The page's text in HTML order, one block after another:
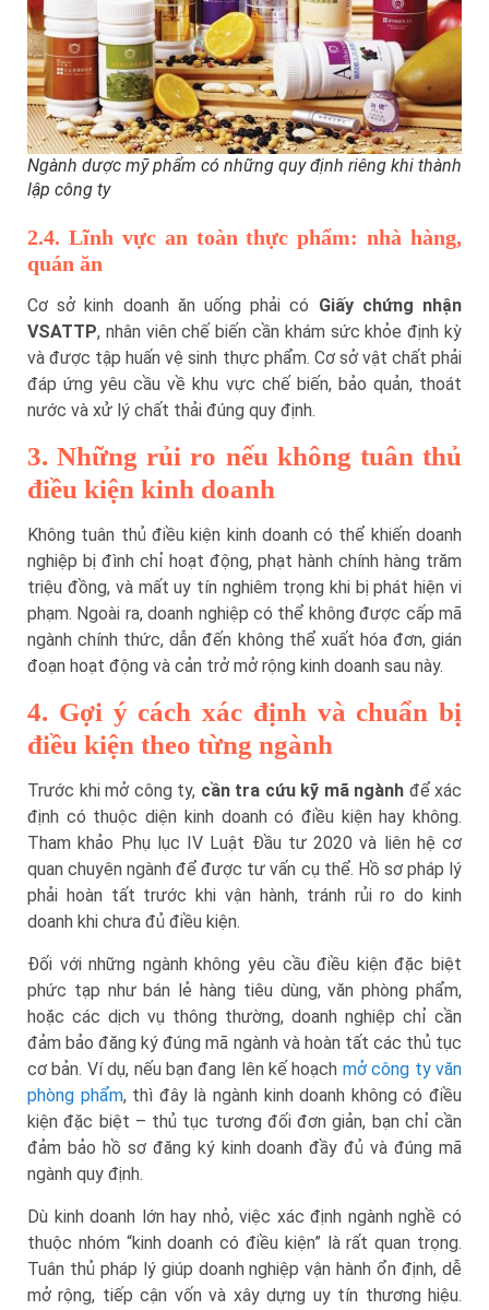
Ngành dược mỹ phẩm có những quy định riêng khi thành
lập công ty
2.4. Lĩnh vực an toàn thực phẩm: nhà hàng,
quán ăn
Cơ sở kinh doanh ăn uống phải có Giấy chứng nhận
VSATTP, nhân viên chế biến cần khám sức khỏe định kỳ
và được tập huấn vệ sinh thực phẩm. Cơ sở vật chất phải
đáp ứng yêu cầu về khu vực chế biến, bảo quản, thoát
nước và xử lý chất thải đúng quy định.
3. Những rủi ro nếu không tuân thủ
điều kiện kinh doanh
Không tuân thủ điều kiện kinh doanh có thể khiến doanh
nghiệp bị đình chỉ hoạt động, phạt hành chính hàng trăm
triệu đồng, và mất uy tín nghiêm trọng khi bị phát hiện vi
phạm. Ngoài ra, doanh nghiệp có thể không được cấp mã
ngành chính thức, dẫn đến không thể xuất hóa đơn, gián
đoạn hoạt động và cản trở mở rộng kinh doanh sau này.
4. Gợi ý cách xác định và chuẩn bị
điều kiện theo từng ngành
Trước khi mở công ty, cần tra cứu kỹ mã ngành để xác
định có thuộc diện kinh doanh có điều kiện hay không.
Tham khảo Phụ lục IV Luật Đầu tư 2020 và liên hệ cơ
quan chuyên ngành để được tư vấn cụ thể. Hồ sơ pháp lý
phải hoàn tất trước khi vận hành, tránh rủi ro do kinh
doanh khi chưa đủ điều kiện.
Đối với những ngành không yêu cầu điều kiện đặc biệt
phức tạp như bán lẻ hàng tiêu dùng, văn phòng phẩm,
hoặc các dịch vụ thông thường, doanh nghiệp chỉ cần
đảm bảo đăng ký đúng mã ngành và hoàn tất các thủ tục
cơ bản. Ví dụ, nếu bạn đang lên kế hoạch mở công ty văn
phòng phẩm, thì đây là ngành kinh doanh không có điều
kiện đặc biệt – thủ tục tương đối đơn giản, bạn chỉ cần
đảm bảo hồ sơ đăng ký kinh doanh đầy đủ và đúng mã
ngành quy định.
Dù kinh doanh lớn hay nhỏ, việc xác định ngành nghề có
thuộc nhóm “kinh doanh có điều kiện” là rất quan trọng.
Tuân thủ pháp lý giúp doanh nghiệp vận hành ổn định, dễ
mở rộng, tiếp cận vốn và xây dựng uy tín thương hiệu.